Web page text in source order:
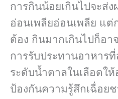
การกินน้อยเกินไปจะส่ง
อ่อนเพลียอ่อนเพลีย แ
ต้อง กินมากเกินไปก็อ
การรับประทานอาหาร
ระดับน้ำตาลในเลือดใ
ป้องกันความรู้สึกเฉื่อย